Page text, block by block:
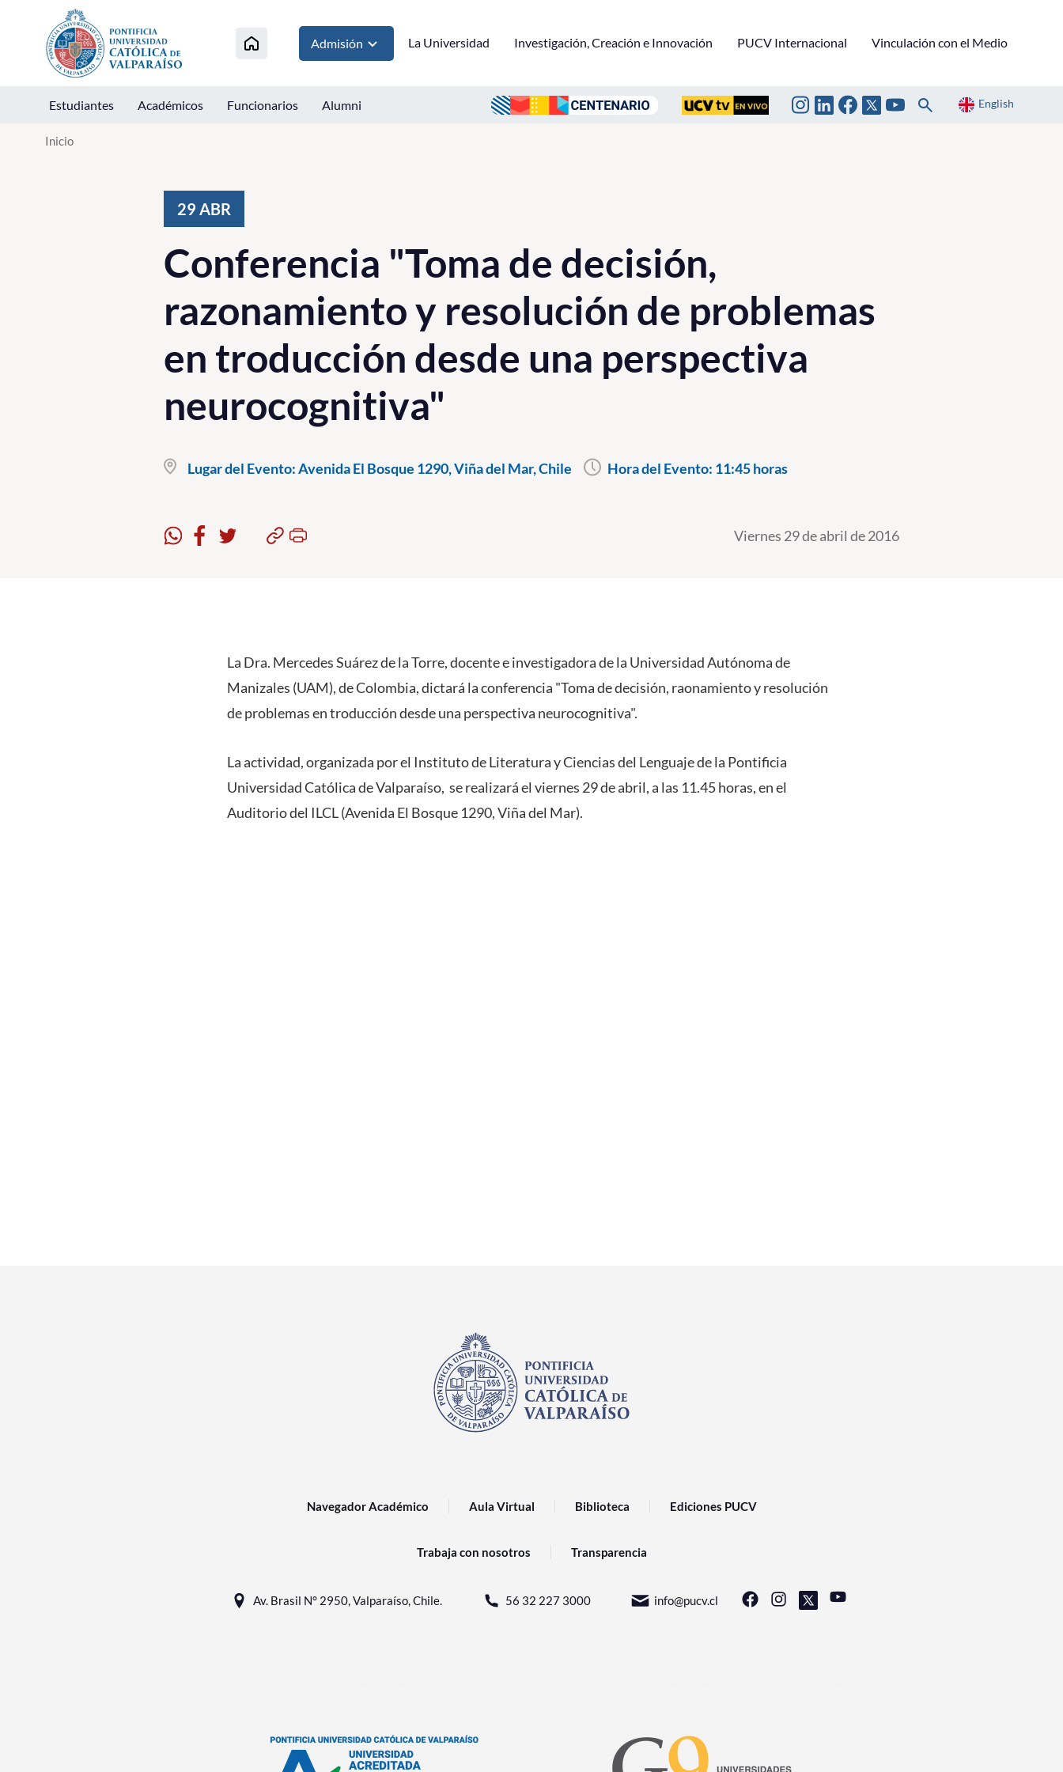
Click acá para ir directamente al contenido
Admisión La Universidad Investigación, Creación e Innovación PUCV Internacional Vinculación con el Medio
Estudiantes Académicos Funcionarios Alumni English
Inicio
29 ABR
Conferencia "Toma de decisión,
razonamiento y resolución de problemas
en troducción desde una perspectiva
neurocognitiva"
Lugar del Evento:Avenida El Bosque 1290, Viña del Mar, Chile Hora del Evento: 11:45 horas
Viernes 29 de abril de 2016
La Dra. Mercedes Suárez de la Torre, docente e investigadora de la Universidad Autónoma de
Manizales (UAM), de Colombia, dictará la conferencia "Toma de decisión, raonamiento y resolución
de problemas en troducción desde una perspectiva neurocognitiva".
La actividad, organizada por el Instituto de Literatura y Ciencias del Lenguaje de la Pontificia
Universidad Católica de Valparaíso, se realizará el viernes 29 de abril, a las 11.45 horas, en el
Auditorio del ILCL (Avenida El Bosque 1290, Viña del Mar).
Navegador Académico Aula Virtual Biblioteca Ediciones PUCV
Trabaja con nosotros Transparencia
Av. Brasil N° 2950, Valparaíso, Chile. 56 32 227 3000 info@pucv.cl